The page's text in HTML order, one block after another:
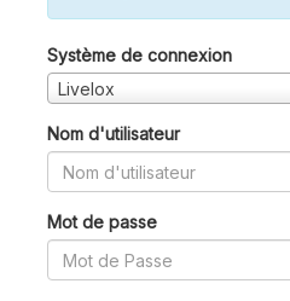
Système de connexion
Livelox
Nom d'utilisateur
Mot de passe